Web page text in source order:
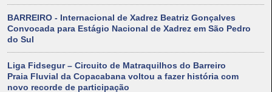
BARREIRO - Internacional de Xadrez Beatriz Gonçalves
Convocada para Estágio Nacional de Xadrez em São Pedro
do Sul
Liga Fidsegur – Circuito de Matraquilhos do Barreiro
Praia Fluvial da Copacabana voltou a fazer história com
novo recorde de participação